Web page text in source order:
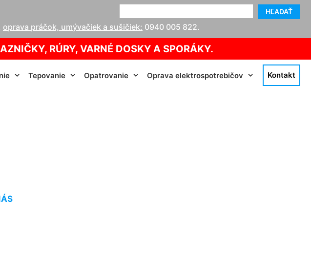
HĽADAŤ
oprava práčok, umývačiek a sušičiek: 0940 005 822.
RÚRY, VARNÉ DOSKY A SPORÁKY.
Tepovanie Opatrovanie Oprava elektrospotrebičov Kontakt